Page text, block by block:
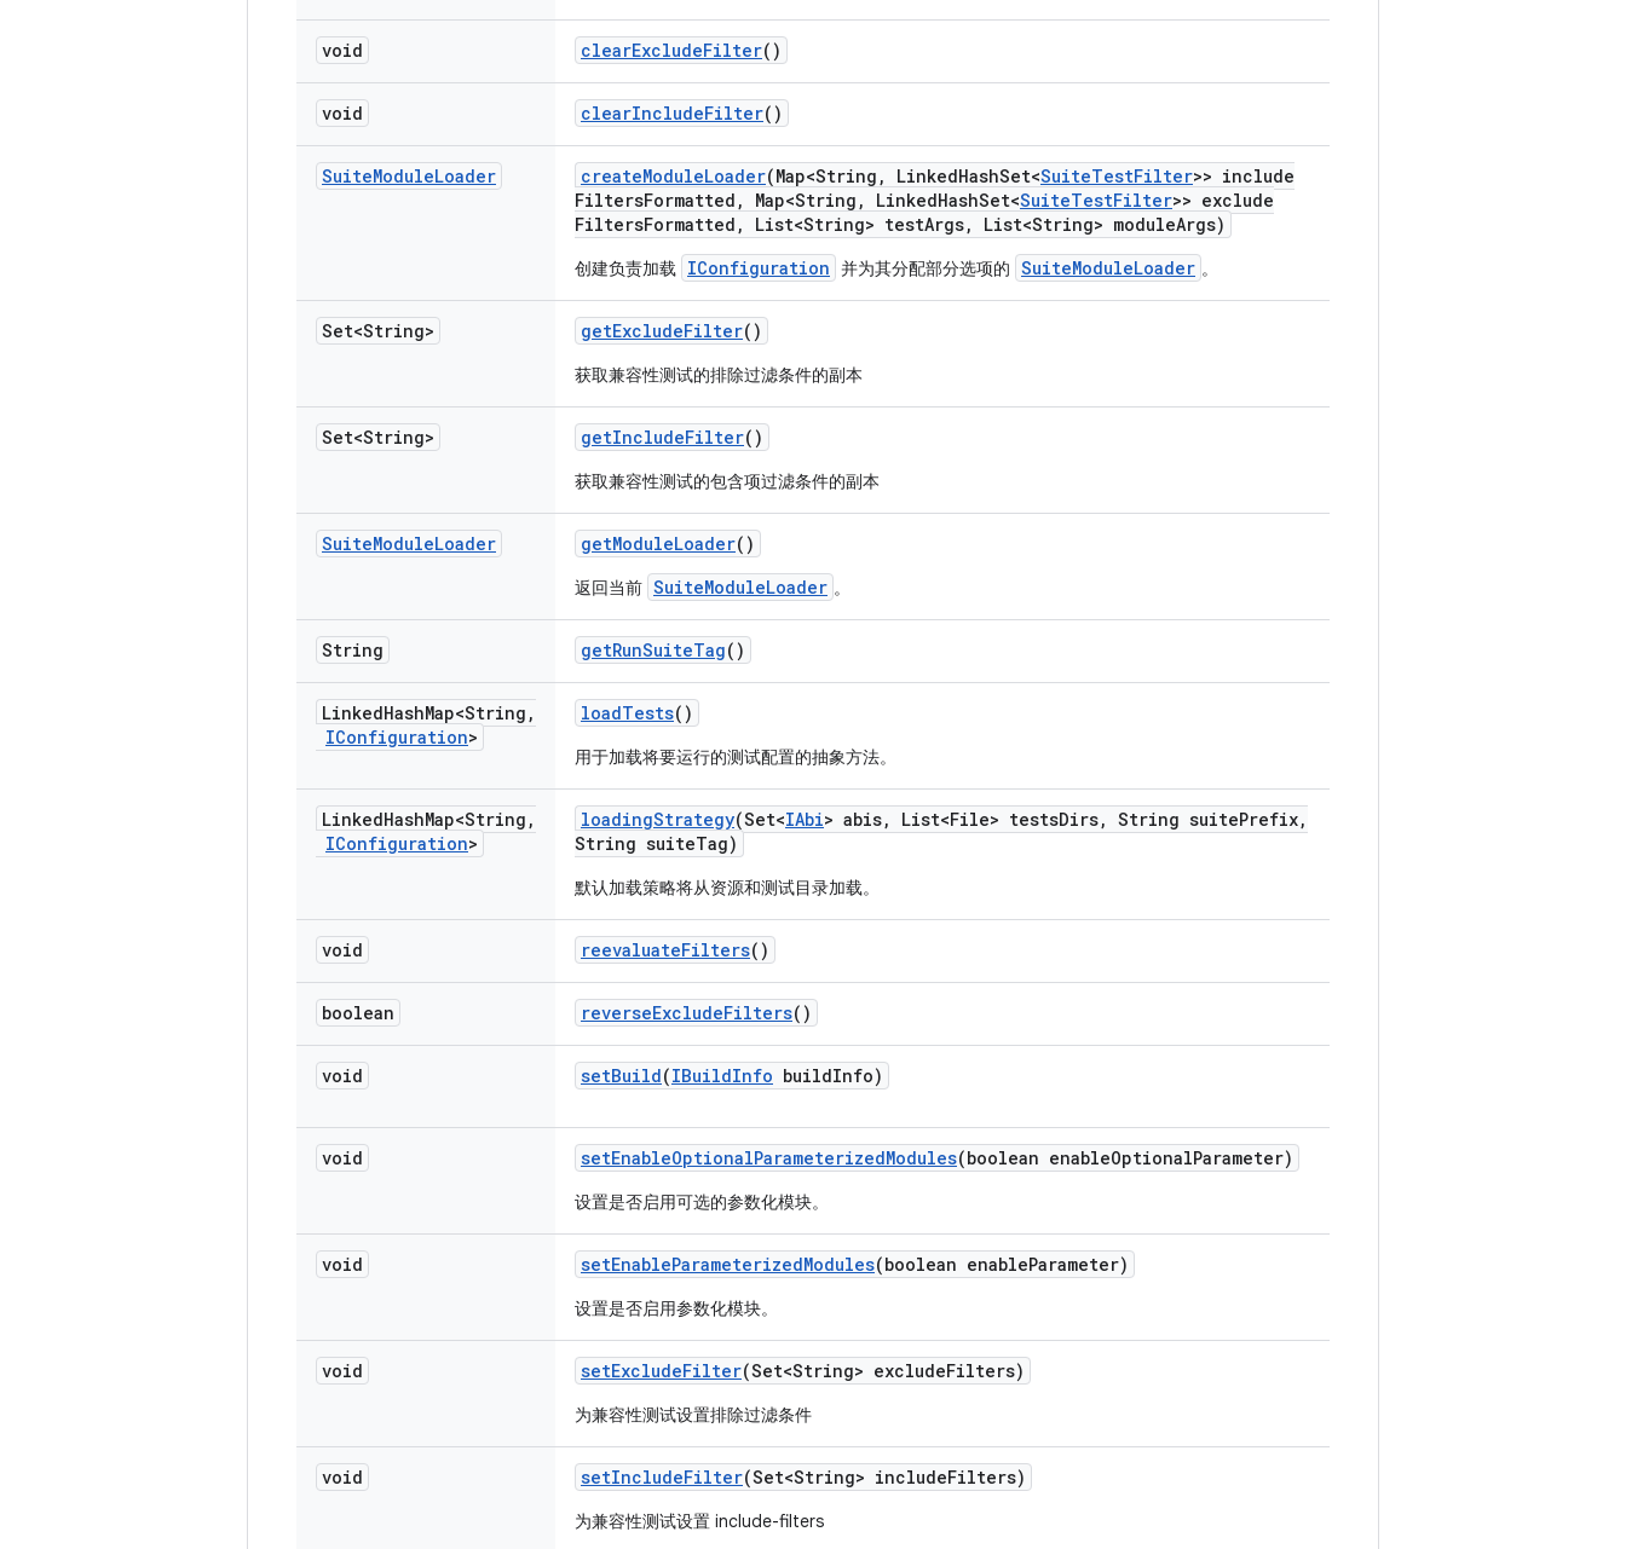
void clearExcludeFilter()
void clearIncludeFilter()
SuiteModuleLoader createModuleLoader(Map<String , LinkedHashSet<SuiteTestFilter>> include
FiltersFormatted , Map<String , LinkedHashSet<SuiteTestFilter>> exclude
FiltersFormatted , List<String> testArgs, List<String> moduleArgs)
创建负责加载 IConfiguration 并为其分配部分选项的 SuiteModuleLoader 。
Set<String> getExcludeFilter()
获取兼容性测试的排除过滤条件的副本
Set<String> getIncludeFilter()
获取兼容性测试的包含项过滤条件的副本
SuiteModuleLoader getModuleLoader()
返回当前 SuiteModuleLoader 。
String getRunSuiteTag()
LinkedHashMap<String ,
IConfiguration>
loadTests()
用于加载将要运行的测试配置的抽象方法。
LinkedHashMap<String ,
IConfiguration>
loadingStrategy(Set<IAbi> abis, List<File> testsDirs, String suitePrefix,
String suiteTag)
默认加载策略将从资源和测试目录加载。
void reevaluateFilters()
boolean reverseExcludeFilters()
void setBuild(IBuildInfo buildInfo)
void setEnableOptionalParameterizedModules(boolean enableOptionalParameter)
设置是否启用可选的参数化模块。
void setEnableParameterizedModules(boolean enableParameter)
设置是否启用参数化模块。
void setExcludeFilter(Set<String> excludeFilters)
为兼容性测试设置排除过滤条件
void setIncludeFilter(Set<String> includeFilters)
为兼容性测试设置 include-filters